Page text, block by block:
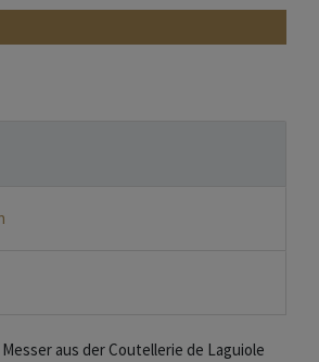
aus der Coutellerie de Laguiole